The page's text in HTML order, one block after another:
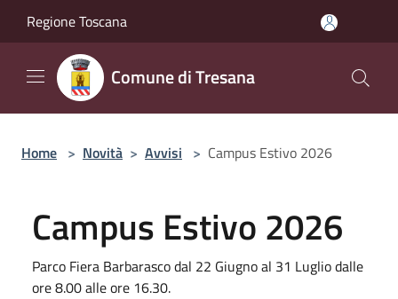
Regione Toscana
Comune di Tresana
Home > Novità > Avvisi > Campus Estivo 2026
Campus Estivo 2026
Parco Fiera Barbarasco dal 22 Giugno al 31 Luglio dalle
ore 8.00 alle ore 16.30.